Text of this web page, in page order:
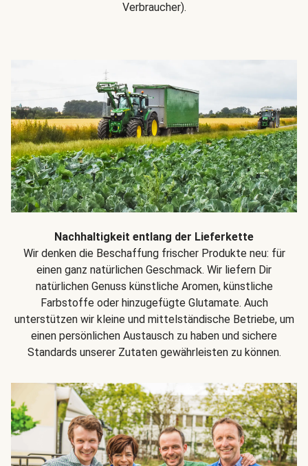
Verbraucher).
Nachhaltigkeit entlang der Lieferkette
Wir denken die Beschaffung frischer Produkte neu: für
einen ganz natürlichen Geschmack. Wir liefern Dir
natürlichen Genuss künstliche Aromen, künstliche
Farbstoffe oder hinzugefügte Glutamate. Auch
unterstützen wir kleine und mittelständische Betriebe, um
einen persönlichen Austausch zu haben und sichere
Standards unserer Zutaten gewährleisten zu können.